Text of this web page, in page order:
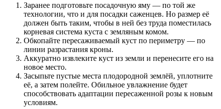
Заранее подготовьте посадочную яму — по той же
технологии, что и для посадки саженцев. Но размер её
должен быть таким, чтобы в ней без труда поместилась
корневая система куста с земляным комом.
Обкопайте пересаживаемый куст по периметру — по
линии разрастания кроны.
Аккуратно извлеките куст из земли и перенесите его на
новое место.
Засыпьте пустые места плодородной землёй, уплотните
её, а затем полейте. Обильное увлажнение будет
способствовать адаптации пересаженной розы к новым
условиям.